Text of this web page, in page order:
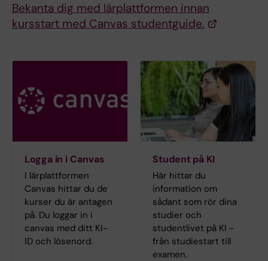
Bekanta dig med lärplattformen innan
kursstart med Canvas studentguide.
Logga in i Canvas
I lärplattformen
Canvas hittar du de
kurser du är antagen
på. Du loggar in i
canvas med ditt KI-
ID och lösenord.
Student på KI
Här hittar du
information om
sådant som rör dina
studier och
studentlivet på KI -
från studiestart till
examen.